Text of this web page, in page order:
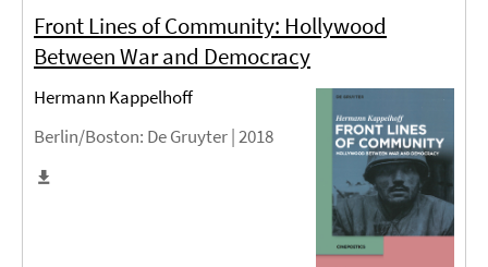
Front Lines of Community: Hollywood
Between War and Democracy
Hermann Kappelhoff
Berlin/Boston: De Gruyter |2018